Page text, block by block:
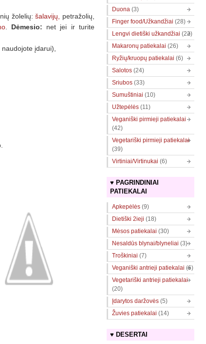
žolelių:šalavijų,
petražolių,
. Dėmesio: net jei ir turite
įdarui),
Duona (3)
Finger food/Užkandžiai (28)
Lengvi dietiški užkandžiai (22)
Makaronų patiekalai (26)
Ryžių/kruopų patiekalai (6)
Salotos (24)
Sriubos (33)
Sumuštiniai (10)
Užtepėlės (11)
Veganiški pirmieji patiekalai
(42)
Vegetariški pirmieji patiekalai
(39)
Virtiniai/Virtinukai (6)
♥ PAGRINDINIAI
PATIEKALAI
Apkepėlės (9)
Dietiški 2ieji (18)
Mėsos patiekalai (30)
Nesaldūs blynai/blyneliai (3)
Troškiniai (7)
Veganiški antrieji patiekalai (6)
Vegetariški antrieji patiekalai
(20)
Įdarytos daržovės (5)
Žuvies patiekalai (14)
♥ DESERTAI